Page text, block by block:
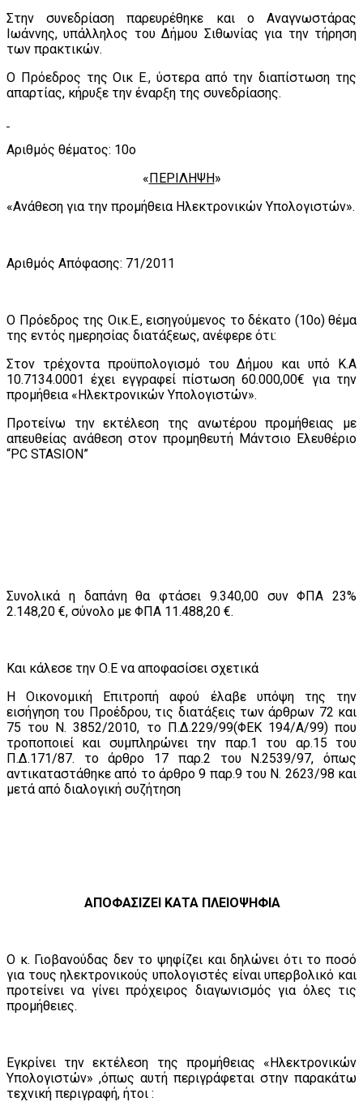
Στην συνεδρίαση παρευρέθηκε και ο Αναγνωστάρας
Ιωάννης, υπάλληλος του Δήμου Σιθωνίας για την τήρηση
των πρακτικών.
Ο Πρόεδρος της Οικ Ε., ύστερα από την διαπίστωση της
απαρτίας, κήρυξε την έναρξη της συνεδρίασης.
Αριθμός θέματος: 10ο
«ΠΕΡΙΛΗΨΗ»
«Ανάθεση για την προμήθεια Ηλεκτρονικών Υπολογιστών».
Αριθμός Απόφασης: 71/2011
Ο Πρόεδρος της Οικ.Ε., εισηγούμενος το δέκατο (10ο) θέμα
της εντός ημερησίας διατάξεως, ανέφερε ότι:
Στον τρέχοντα προϋπολογισμό του Δήμου και υπό Κ.Α
10.7134.0001 έχει εγγραφεί πίστωση 60.000,00€ για την
προμήθεια «Ηλεκτρονικών Υπολογιστών».
Προτείνω την εκτέλεση της ανωτέρου προμήθειας με
απευθείας ανάθεση στον προμηθευτή Μάντσιο Ελευθέριο
“PC STASIΟΝ”
Συνολικά η δαπάνη θα φτάσει 9.340,00 συν ΦΠΑ 23%
2.148,20 €, σύνολο με ΦΠΑ 11.488,20 €.
Και κάλεσε την Ο.Ε να αποφασίσει σχετικά
Η Οικονομική Επιτροπή αφού έλαβε υπόψη της την
εισήγηση του Προέδρου, τις διατάξεις των άρθρων 72 και
75 του Ν. 3852/2010, το Π.Δ.229/99(ΦΕΚ 194/Α/99) που
τροποποιεί και συμπληρώνει την παρ.1 του αρ.15 του
Π.Δ.171/87. το άρθρο 17 παρ.2 του Ν.2539/97, όπως
αντικαταστάθηκε από το άρθρο 9 παρ.9 του Ν. 2623/98 και
μετά από διαλογική συζήτηση
ΑΠΟΦΑΣΙΖΕΙ ΚΑΤΑ ΠΛΕΙΟΨΗΦΙΑ
Ο κ. Γιοβανούδας δεν το ψηφίζει και δηλώνει ότι το ποσό
για τους ηλεκτρονικούς υπολογιστές είναι υπερβολικό και
προτείνει να γίνει πρόχειρος διαγωνισμός για όλες τις
προμήθειες.
Εγκρίνει την εκτέλεση της προμήθειας «Ηλεκτρονικών
Υπολογιστών» ,όπως αυτή περιγράφεται στην παρακάτω
τεχνική περιγραφή, ήτοι :